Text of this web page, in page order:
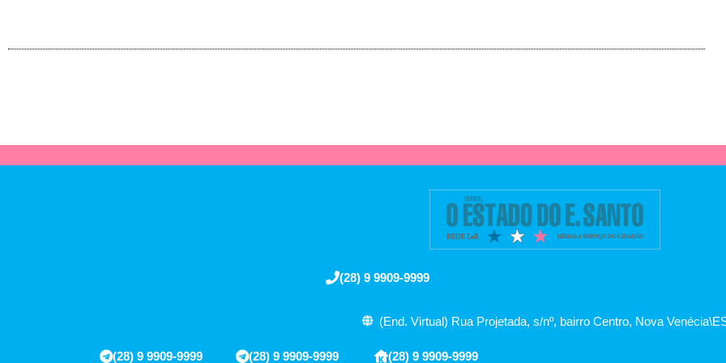
(28) 9 9909-9999
(End. Virtual) Rua Projetada, s/nº, bairro Centro, Nova
(28) 9 9909-9999 (28) 9 9909-9999 (28) 9 9909-9999